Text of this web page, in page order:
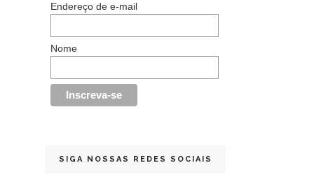
Endereço de e-mail
Nome
SIGA NOSSAS REDES SOCIAIS